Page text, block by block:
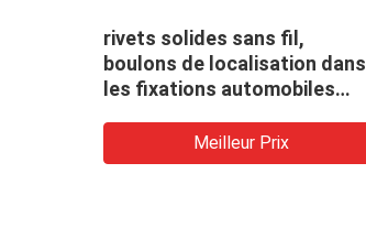
rivets solides sans fil,
boulons de localisation dans
les fixations automobiles
Meilleur Prix